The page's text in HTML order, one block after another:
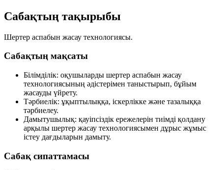
Сабақтың тақырыбы
Шертер аспабын жасау технологиясы.
Сабақтың мақсаты
Білімділік: оқушыларды шертер аспабын жасау
технологиясының әдістерімен таныстырып, бұйым
жасауды үйрету.
Тәрбиелік: ұқыптылыққа, іскерлікке және тазалыққа
тәрбиелеу.
Дамытушылық: қауіпсіздік ережелерін тиімді қолдану
арқылы шертер жасау технологиясымен дұрыс жұмыс
істеу дағдыларын дамыту.
Сабақ сипаттамасы